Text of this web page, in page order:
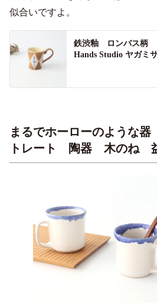
似合いですよ。
鉄渋釉 ロンバス柄
Hands Studio ヤガミ
まるでホーローのような
トレート 陶器 木のね